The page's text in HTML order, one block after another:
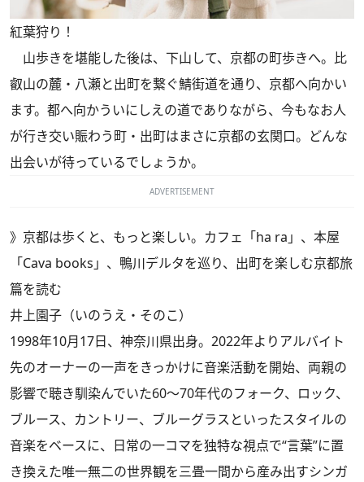
紅葉狩り！
山歩きを堪能した後は、下山して、京都の町歩きへ。比
叡山の麓・八瀬と出町を繋ぐ鯖街道を通り、京都へ向かい
ます。都へ向かういにしえの道でありながら、今もなお人
が行き交い賑わう町・出町はまさに京都の玄関口。どんな
出会いが待っているでしょうか。
ADVERTISEMENT
》京都は歩くと、もっと楽しい。カフェ「ha ra」、本屋
「Cava books」、鴨川デルタを巡り、出町を楽しむ京都旅
篇を読む
井上園子（いのうえ・そのこ）
1998年10月17日、神奈川県出身。2022年よりアルバイト
先のオーナーの一声をきっかけに音楽活動を開始、両親の
影響で聴き馴染んでいた60〜70年代のフォーク、ロック、
ブルース、カントリー、ブルーグラスといったスタイルの
音楽をベースに、日常の一コマを独特な視点で“言葉”に置
き換えた唯一無二の世界観を三畳一間から産み出すシンガ